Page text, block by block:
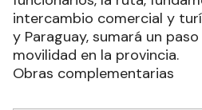
intercambio comercial y
y Paraguay, sumará un
movilidad en la provincia.
Obras complementarias